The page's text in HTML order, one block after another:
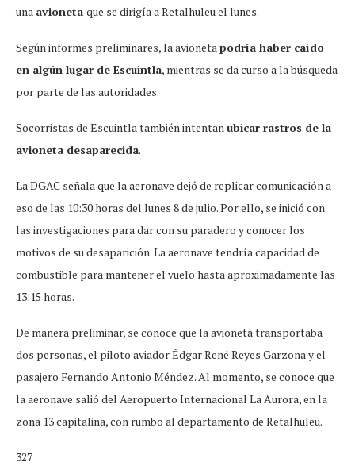
una avioneta que se dirigía a Retalhuleu el lunes.
Según informes preliminares, la avionetapodría haber caído
en algún lugar de Escuintla, mientras se da curso a la búsqueda
por parte de las autoridades.
Socorristas de Escuintla también intentanubicar rastros de la
avioneta desaparecida.
La DGAC señala que la aeronave dejó de replicar comunicación a
eso de las 10:30 horas del lunes 8 de julio. Por ello, se inició con
las investigaciones para dar con su paradero y conocer los
motivos de su desaparición. La aeronave tendría capacidad de
combustible para mantener el vuelo hasta aproximadamente las
13:15 horas.
De manera preliminar, se conoce que la avioneta transportaba
dos personas, el piloto aviador Édgar René Reyes Garzona y el
pasajero Fernando Antonio Méndez. Al momento, se conoce que
la aeronave salió del Aeropuerto Internacional La Aurora, en la
zona 13 capitalina, con rumbo al departamento de Retalhuleu.
327